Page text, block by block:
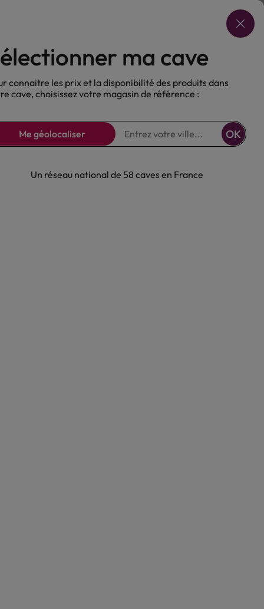
Choisir ma cave
Nos Bières Sans alcool
ma cave
connaitre les prix et la disponibilité des produits dans
cave, choisissez votre magasin de référence :
Me géolocaliser OK
Un réseau national de 58 caves en France